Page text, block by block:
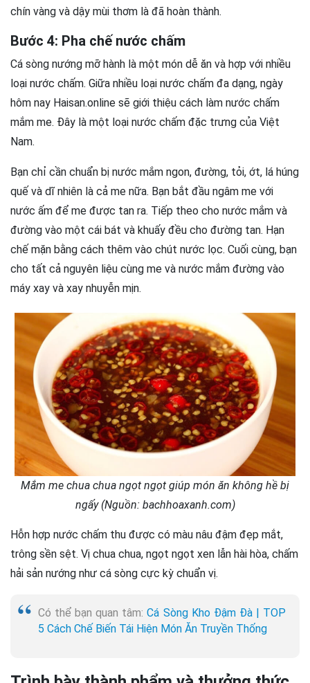
chín vàng và dậy mùi thơm là đã hoàn thành.
Bước 4: Pha chế nước chấm
Cá sòng nướng mỡ hành là một món dễ ăn và hợp với nhiều
loại nước chấm. Giữa nhiều loại nước chấm đa dạng, ngày
hôm nay Haisan.online sẽ giới thiệu cách làm nước chấm
mắm me. Đây là một loại nước chấm đặc trưng của Việt
Nam.
Bạn chỉ cần chuẩn bị nước mắm ngon, đường, tỏi, ớt, lá húng
quế và dĩ nhiên là cả me nữa. Bạn bắt đầu ngâm me với
nước ấm để me được tan ra. Tiếp theo cho nước mắm và
đường vào một cái bát và khuấy đều cho đường tan. Hạn
chế mặn bằng cách thêm vào chút nước lọc. Cuối cùng, bạn
cho tất cả nguyên liệu cùng me và nước mắm đường vào
máy xay và xay nhuyễn mịn.
Mắm me chua chua ngọt ngọt giúp món ăn không hề bị
ngấy (Nguồn: bachhoaxanh.com)
Hỗn hợp nước chấm thu được có màu nâu đậm đẹp mắt,
trông sền sệt. Vị chua chua, ngọt ngọt xen lẫn hài hòa, chấm
hải sản nướng như cá sòng cực kỳ chuẩn vị.
Có thể bạn quan tâm:Cá Sòng Kho Đậm Đà | TOP
5 Cách Chế Biến Tái Hiện Món Ăn Truyền Thống